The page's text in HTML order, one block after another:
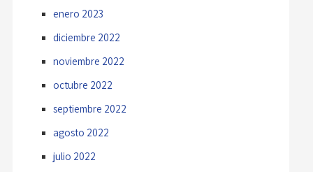
enero 2023
diciembre 2022
noviembre 2022
octubre 2022
septiembre 2022
agosto 2022
julio 2022